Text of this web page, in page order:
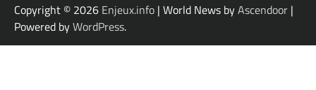
Copyright © 2026 Enjeux.info | World News byAscendoor |
Powered byWordPress.